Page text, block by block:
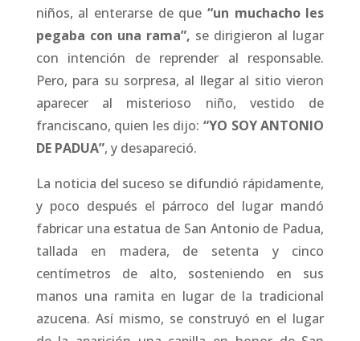
niños, al enterarse de que “un muchacho les
pegaba con una rama”, se dirigieron al lugar
con intención de reprender al responsable.
Pero, para su sorpresa, al llegar al sitio vieron
aparecer al misterioso niño, vestido de
franciscano, quien les dijo:“YO SOY ANTONIO
DE PADUA”, y desapareció.
La noticia del suceso se difundió rápidamente,
y poco después el párroco del lugar mandó
fabricar una estatua de San Antonio de Padua,
tallada en madera, de setenta y cinco
centímetros de alto, sosteniendo en sus
manos una ramita en lugar de la tradicional
azucena. Así mismo, se construyó en el lugar